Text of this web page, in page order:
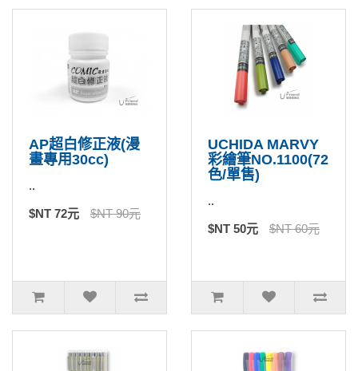
AP超白修正液(漫
畫專用30cc)
..
$NT 72元 $NT 90元
UCHIDA MARVY
彩繪筆NO.1100(72
色/單售)
..
$NT 50元 $NT 60元